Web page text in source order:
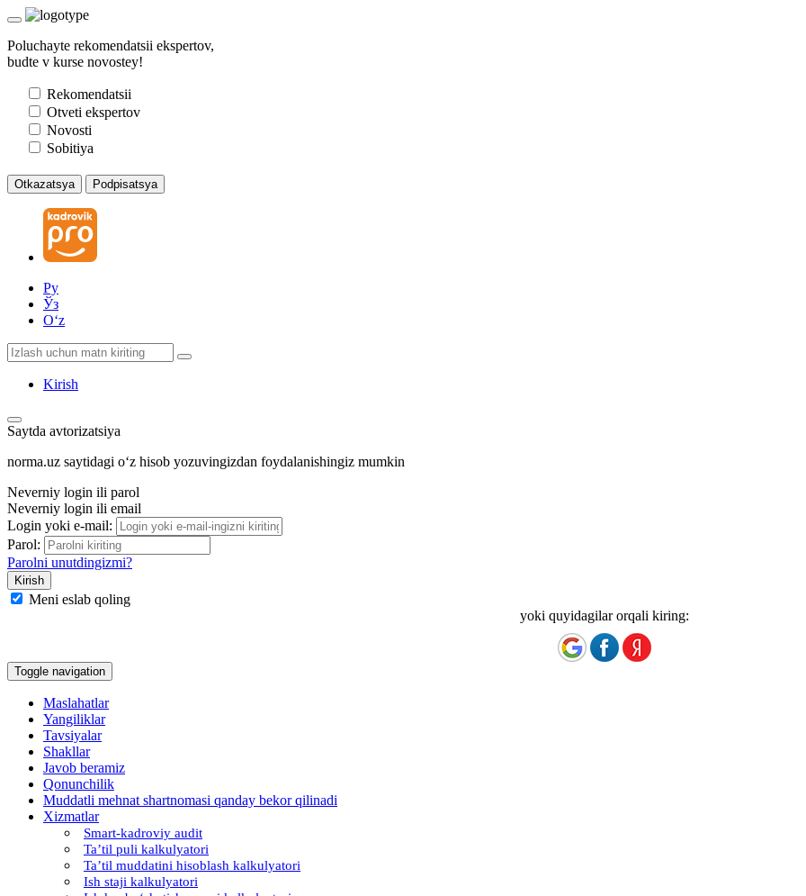
Poluchayte rekomendatsii ekspertov,
budte v kurse novostey!
Rekomendatsii
Otveti ekspertov
Novosti
Sobitiya
Otkazatsya Podpisatsya
Ру
Ўз
Oʻz
Kirish
Saytda avtorizatsiya
norma.uz saytidagi oʻz hisob yozuvingizdan foydalanishingiz mumkin
Neverniy login ili parol
Neverniy login ili email
Login yoki e-mail:
Parol:
Parolni unutdingizmi?
Meni eslab qoling
yoki quyidagilar orqali kiring:
Toggle navigation
Maslahatlar
Yangiliklar
Tavsiyalar
Shakllar
Javob beramiz
Qonunchilik
Muddatli mehnat shartnomasi qanday bekor qilinadi
Xizmatlar
Smart-kadroviy audit
Ta’til puli kalkulyatori
Ta’til muddatini hisoblash kalkulyatori
Ish staji kalkulyatori